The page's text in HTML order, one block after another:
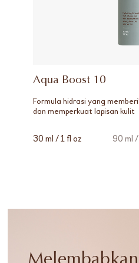
Aqua Boost 10
Formula hidrasi yang
dan memperkuat lapisan kulit
30 ml / 1 fl oz 90 ml